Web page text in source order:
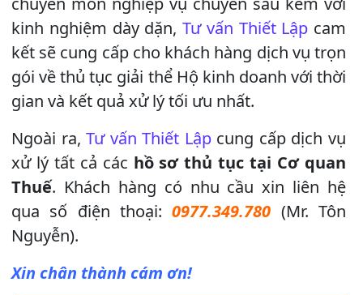
kinh nghiệm dày dặn, Tư vấn Thiết Lập cam
kết sẽ cung cấp cho khách hàng dịch vụ trọn
gói về thủ tục giải thể Hộ kinh doanh với thời
gian và kết quả xử lý tối ưu nhất.
Ngoài ra,Tư vấn Thiết Lậpcung cấp dịch vụ
xử lý tất cả các hồ sơ thủ tục tại Cơ quan
Thuế. Khách hàng có nhu cầu xin liên hệ
qua số điện thoại:0977.349.780 (Mr. Tôn
Nguyễn).
Xin chân thành cám ơn!